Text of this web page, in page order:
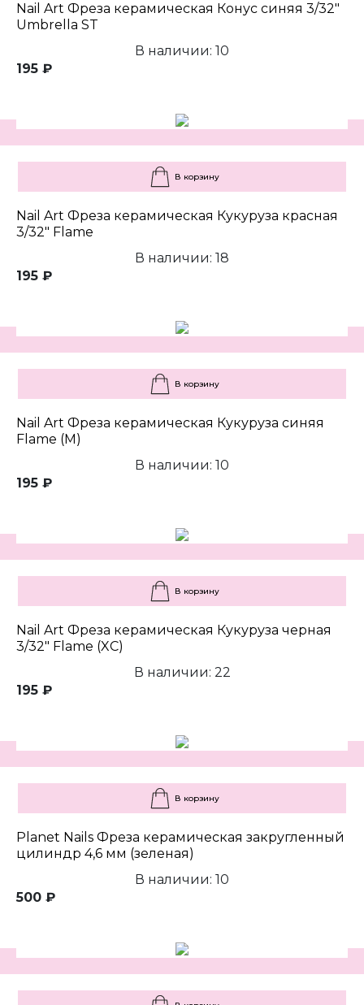
Nail Art Фреза керамическая Конус синяя 3/32"
Umbrella ST
В наличии: 10
195 ₽
В корзину
Nail Art Фреза керамическая Кукуруза красная
3/32" Flame
В наличии: 18
195 ₽
В корзину
Nail Art Фреза керамическая Кукуруза синяя
Flame (M)
В наличии: 10
195 ₽
В корзину
Nail Art Фреза керамическая Кукуруза черная
3/32" Flame (XC)
В наличии: 22
195 ₽
В корзину
Planet Nails Фреза керамическая закругленный
цилиндр 4,6 мм (зеленая)
В наличии: 10
500 ₽